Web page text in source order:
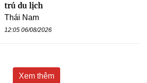
trú du lịch
Thái Nam
12:05 06/08/2026
Xem thêm